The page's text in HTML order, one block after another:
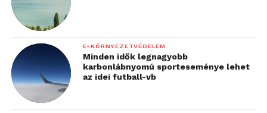
E-KÖRNYEZETVÉDELEM
Minden idők legnagyobb
karbonlábnyomú sporteseménye lehet
az idei futball-vb